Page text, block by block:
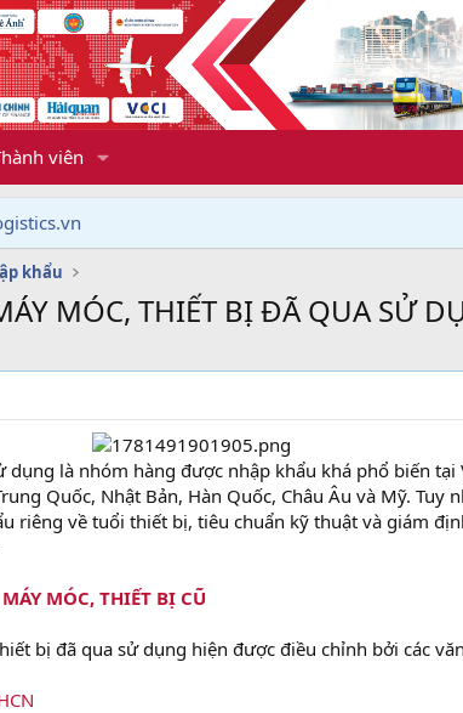
viên
khẩu
MÓC, THIẾT BỊ ĐÃ QUA SỬ
dụng là nhóm hàng được nhập khẩu khá phổ biến tại
Quốc, Nhật Bản, Hàn Quốc, Châu Âu và Mỹ. Tuy
riêng về tuổi thiết bị, tiêu chuẩn kỹ thuật và giám
MÓC, THIẾT BỊ CŨ
bị đã qua sử dụng hiện được điều chỉnh bởi các